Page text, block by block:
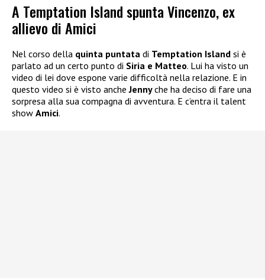
A Temptation Island spunta Vincenzo, ex
allievo di Amici
Nel corso della quinta puntata di Temptation Island si è
parlato ad un certo punto di Siria e Matteo. Lui ha visto un
video di lei dove espone varie difficoltà nella relazione. E in
questo video si è visto ancheJennyche ha deciso di fare una
sorpresa alla sua compagna di avventura. E c’entra il talent
show Amici.